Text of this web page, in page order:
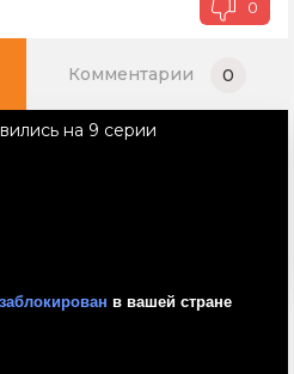
0
Комментарии 0
на 9 серии